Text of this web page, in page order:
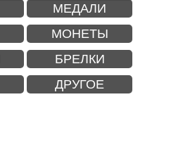
МЕДАЛИ
БРЕЛКИ
МОНЕТЫ
ДРУГОЕ